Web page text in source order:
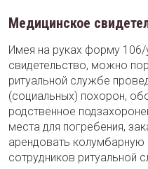
Медицинское
Имея на руках форму 106/
свидетельство, можно
ритуальной службе
(социальных) похорон,
родственное
места для погребения,
арендовать
сотрудников ритуальной